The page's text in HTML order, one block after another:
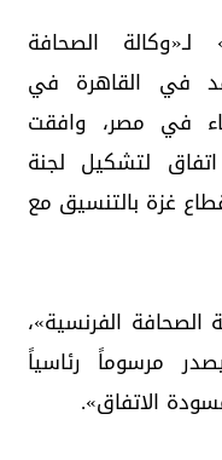
الصحافة
في القاهرة في
في مصر، وافقت
لتشكيل لجنة
غزة بالتنسيق مع
الفرنسية»،
مرسوماً رئاسياً
الاتفاق».